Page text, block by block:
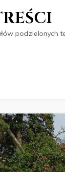
podzielonych